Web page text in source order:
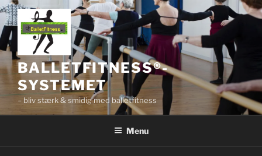
Videre
til
indhold
BALLETFITNESS®-
SYSTEMET
– bliv stærk & smidig med balletfitness
Menu